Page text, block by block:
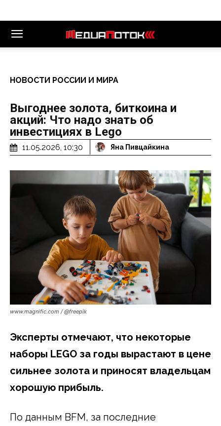
НОВОСТИ РОССИИ И МИРА
Выгоднее золота, биткоина и
акций: Что надо знать об
инвестициях в Lego
11.05.2026, 10:30 Яна Пивцайкина
www.magnific.com / @freepik
Эксперты отмечают, что некоторые
наборы LEGO за годы вырастают в цене
сильнее золота и приносят владельцам
хорошую прибыль.
По данным BFM, за последние